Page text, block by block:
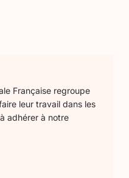
Française regroupe
leur travail dans les
adhérer à notre